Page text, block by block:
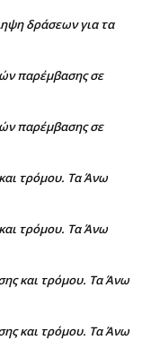
δράσεων για τα
παρέμβασης σε
παρέμβασης σε
τρόμου. Τα Άνω
τρόμου. Τα Άνω
και τρόμου. Τα Άνω
και τρόμου. Τα Άνω